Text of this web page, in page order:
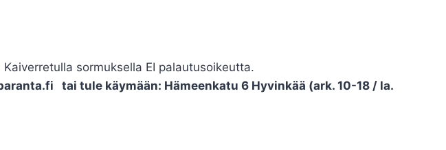
sormuksella EI palautusoikeutta.
tai tule käymään: Hämeenkatu 6 Hyvinkää (ark. 10-18 / la.